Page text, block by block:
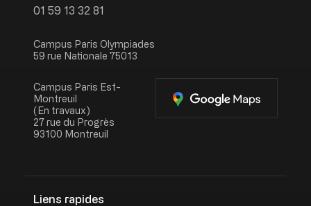
01 59 13 32 81
Campus Paris Olympiades
59 rue Nationale 75013
Campus Paris Est-
Montreuil
(En travaux)
27 rue du Progrès
93100 Montreuil
Liens rapides